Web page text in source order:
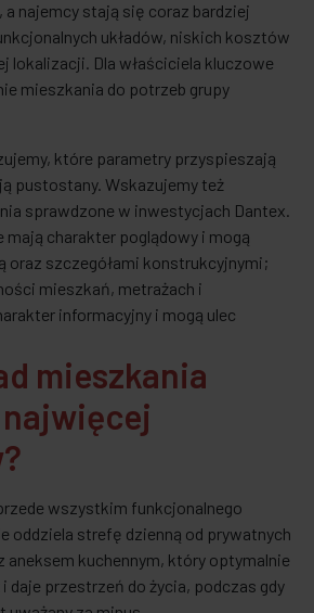
najemcy stają się coraz bardziej
układów, niskich kosztów
lokalizacji. Dla właściciela kluczowe
mieszkania do potrzeb grupy
które parametry przyspieszają
pustostany. Wskazujemy też
sprawdzone w inwestycjach Dantex.
mają charakter poglądowy i mogą
oraz szczegółami konstrukcyjnymi;
mieszkań, metrażach i
informacyjny i mogą ulec
mieszkania
wszystkim funkcjonalnego
oddziela strefę dzienną od prywatnych
aneksem kuchennym, który optymalnie
daje przestrzeń do życia, podczas gdy